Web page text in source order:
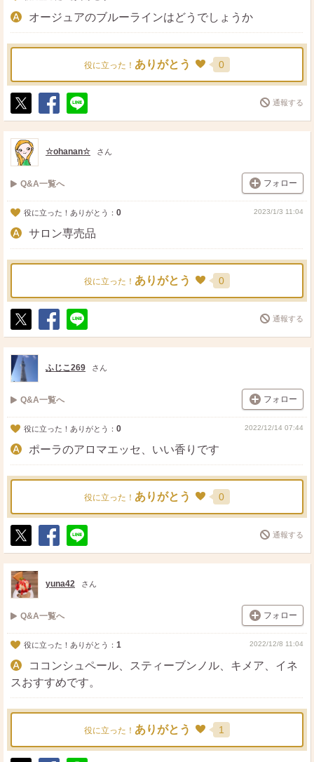
オージュアのブルーラインはどうでしょうか
役に立った！ ありがとう 0
ポ
ス
ト
シ
ェ
送
る
通報する
☆ohanan☆ さん
Q&A一覧へ フォロー
役に立った！ありがとう： 0 2023/1/3 11:04
サロン専売品
役に立った！ ありがとう 0
ポ
ス
ト
シ
ェ
送
る
通報する
ふじこ269 さん
Q&A一覧へ フォロー
役に立った！ありがとう： 0 2022/12/14 07:44
ポーラのアロマエッセ、いい香りです
役に立った！ ありがとう 0
ポ
ス
ト
シ
ェ
送
る
通報する
yuna42 さん
Q&A一覧へ フォロー
役に立った！ありがとう： 1 2022/12/8 11:04
ココンシュペール、スティーブンノル、キメア、イネ
スおすすめです。
役に立った！ ありがとう 1